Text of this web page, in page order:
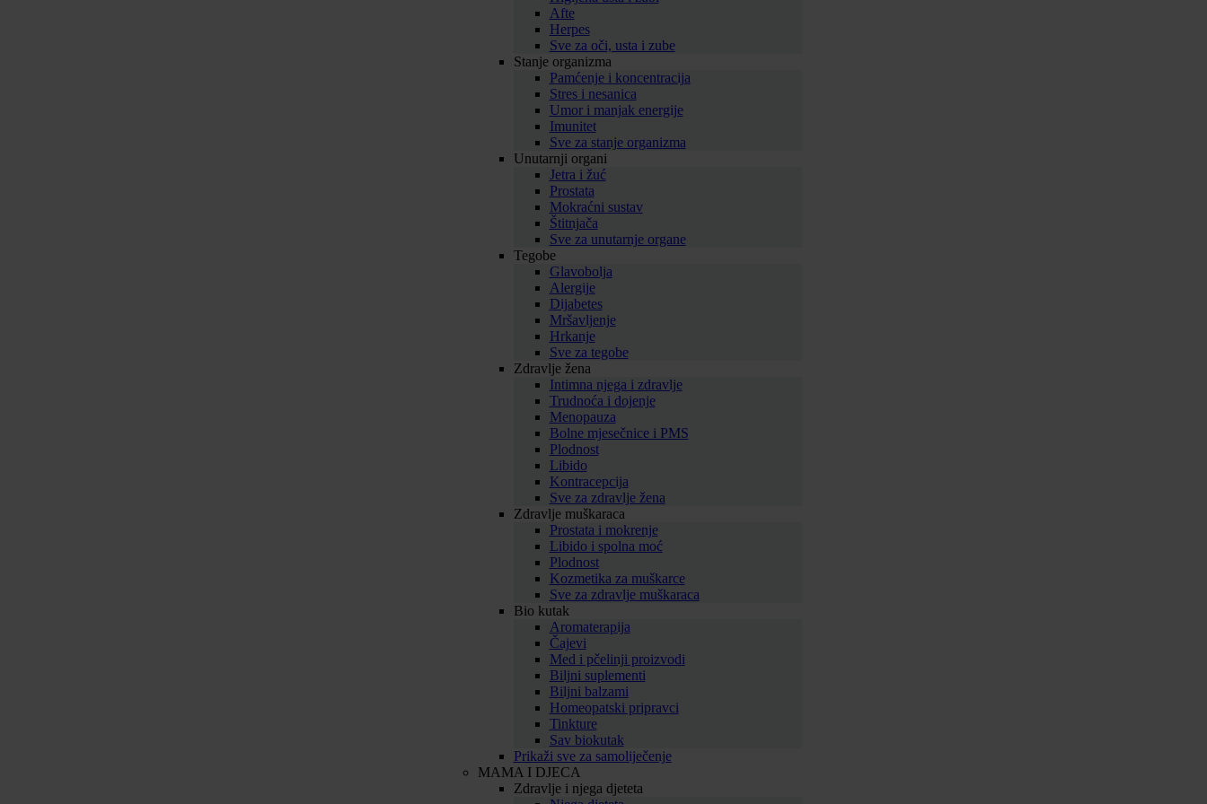
Afte
Herpes
Sve za oči, usta i zube
Stanje organizma
Pamćenje i koncentracija
Stres i nesanica
Umor i manjak energije
Imunitet
Sve za stanje organizma
Unutarnji organi
Jetra i žuć
Prostata
Mokraćni sustav
Štitnjača
Sve za unutarnje organe
Tegobe
Glavobolja
Alergije
Dijabetes
Mršavljenje
Hrkanje
Sve za tegobe
Zdravlje žena
Intimna njega i zdravlje
Trudnoća i dojenje
Menopauza
Bolne mjesečnice i PMS
Plodnost
Libido
Kontracepcija
Sve za zdravlje žena
Zdravlje muškaraca
Prostata i mokrenje
Libido i spolna moć
Plodnost
Kozmetika za muškarce
Sve za zdravlje muškaraca
Bio kutak
Aromaterapija
Čajevi
Med i pčelinji proizvodi
Biljni suplementi
Biljni balzami
Homeopatski pripravci
Tinkture
Sav biokutak
Prikaži sve za samoliječenje
MAMA I DJECA
Zdravlje i njega djeteta